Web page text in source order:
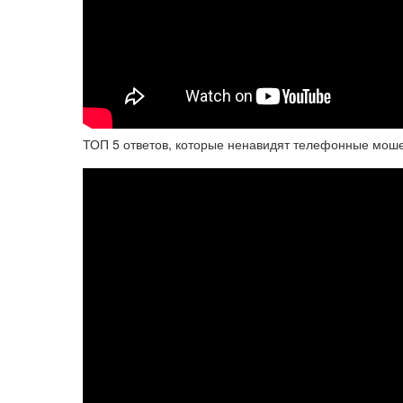
ТОП 5 ответов, которые ненавидят телефонные